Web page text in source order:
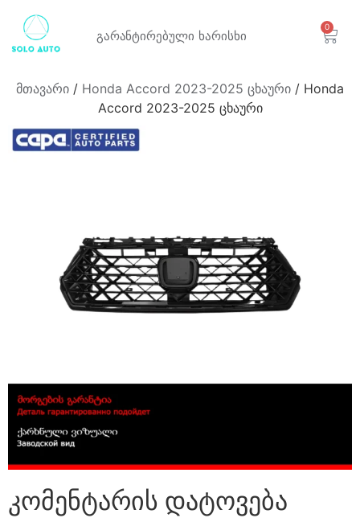
გარანტირებული ხარისხი
0
მთავარი / Honda Accord 2023-2025 ცხაური / Honda
Accord 2023-2025 ცხაური
კომენტარის დატოვება